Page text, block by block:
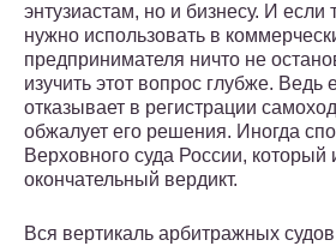
энтузиастам, но и бизнесу. И если
нужно использовать в
предпринимателя ничто не
изучить этот вопрос глубже. Ведь
отказывает в регистрации
обжалует его решения. Иногда
Верховного суда России, который
окончательный вердикт.
Вся вертикаль арбитражных